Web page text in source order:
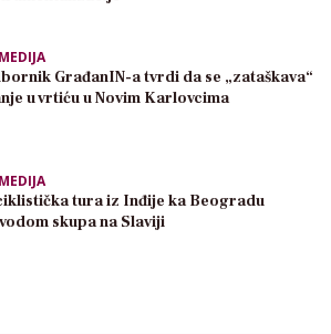
GrađanIN-a tvrdi da se „zataškava“
u vrtiću u Novim Karlovcima
tura iz Inđije ka Beogradu
skupa na Slaviji